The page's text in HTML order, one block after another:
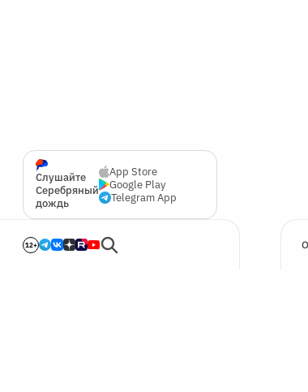
Слушайте
Серебряный
дождь
App Store
Google Play
Telegram App
12+